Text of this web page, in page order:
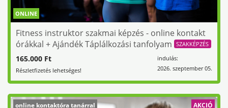
ONLINE
Fitness instruktor szakmai képzés - online kontakt
órákkal + Ajándék Táplálkozási tanfolyam
SZAKKÉPZÉS
indulás:
2026. szeptember 05.
165.000 Ft
Részletfizetés lehetséges!
online kontaktóra tanárral AKCIÓ